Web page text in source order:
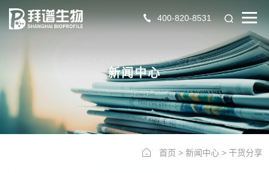
400-820-8531
NEWS CENTER
新闻中心
首页 > 新闻中心> 干货分享